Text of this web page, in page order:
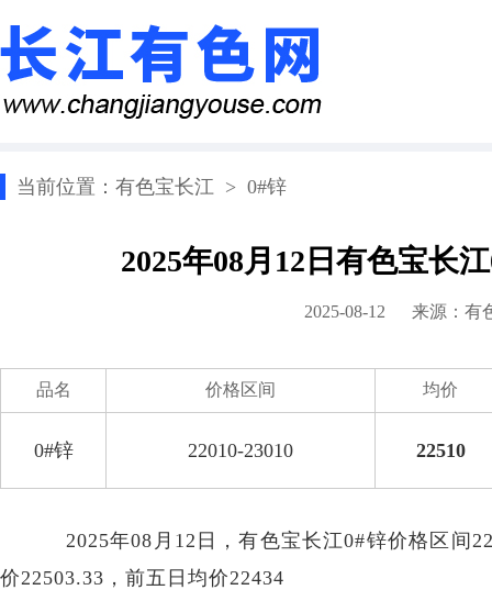
当前位置： 有色宝长江 > 0#锌
2025年08月12日有色宝长
2025-08-12 来源： 有
品名 价格区间 均价
0#锌 22010-23010 22510
2025年08月12日，有色宝长江0#锌价格区间
价22503.33，前五日均价22434